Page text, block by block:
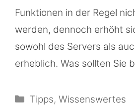
Funktionen in der Regel
werden, dennoch erhöht
sowohl des Servers als
erheblich. Was sollten Sie
Kategorien
Tipps,Wissenswertes